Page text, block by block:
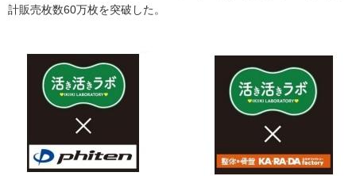
計販売枚数60万枚を突破した。